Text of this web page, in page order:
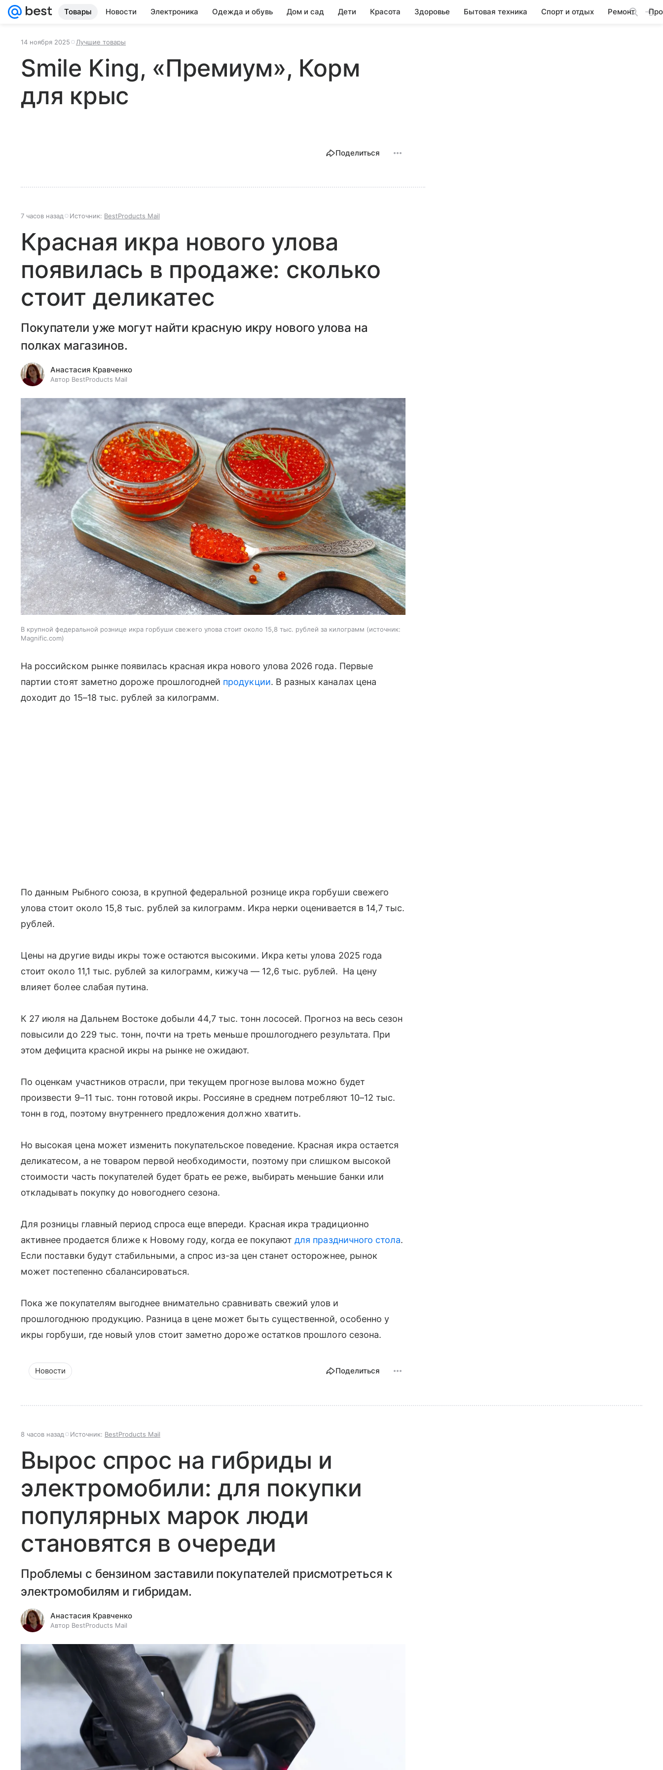
Товары Новости Электроника Одежда и обувь Дом и сад Дети Красота Здоровье Бытовая техника Спорт и отдых Ремонт
14 ноября 2025 Лучшие товары
Smile King, «Премиум», Корм
для крыс
Поделиться
7 часов назад Источник: BestProducts Mail
Красная икра нового улова
появилась в продаже: сколько
стоит деликатес
Покупатели уже могут найти красную икру нового улова на
полках магазинов.
Анастасия Кравченко
Автор BestProducts Mail
В крупной федеральной рознице икра горбуши свежего улова стоит около 15,8 тыс. рублей за килограмм
источник:
Magnific.com
На российском рынке появилась красная икра нового улова 2026 года. Первые
партии стоят заметно дороже прошлогодней продукции. В разных каналах цена
доходит до 15–18 тыс. рублей за килограмм.
По данным Рыбного союза, в крупной федеральной рознице икра горбуши свежего
улова стоит около 15,8 тыс. рублей за килограмм. Икра нерки оценивается в 14,7 тыс.
рублей.
Цены на другие виды икры тоже остаются высокими. Икра кеты улова 2025 года
стоит около 11,1 тыс. рублей за килограмм, кижуча — 12,6 тыс. рублей. На цену
влияет более слабая путина.
К 27 июля на Дальнем Востоке добыли 44,7 тыс. тонн лососей. Прогноз на весь сезон
повысили до 229 тыс. тонн, почти на треть меньше прошлогоднего результата. При
этом дефицита красной икры на рынке не ожидают.
По оценкам участников отрасли, при текущем прогнозе вылова можно будет
произвести 9–11 тыс. тонн готовой икры. Россияне в среднем потребляют 10–12 тыс.
тонн в год, поэтому внутреннего предложения должно хватить.
Но высокая цена может изменить покупательское поведение. Красная икра остается
деликатесом, а не товаром первой необходимости, поэтому при слишком высокой
стоимости часть покупателей будет брать ее реже, выбирать меньшие банки или
откладывать покупку до новогоднего сезона.
Для розницы главный период спроса еще впереди. Красная икра традиционно
активнее продается ближе к Новому году, когда ее покупаютдля праздничного стола.
Если поставки будут стабильными, а спрос из-за цен станет осторожнее, рынок
может постепенно сбалансироваться.
Пока же покупателям выгоднее внимательно сравнивать свежий улов и
прошлогоднюю продукцию. Разница в цене может быть существенной, особенно у
икры горбуши, где новый улов стоит заметно дороже остатков прошлого сезона.
Новости Поделиться
8 часов назад Источник: BestProducts Mail
Вырос спрос на гибриды и
электромобили: для покупки
популярных марок люди
становятся в очереди
Проблемы с бензином заставили покупателей присмотреться к
электромобилям и гибридам.
Анастасия Кравченко
Автор BestProducts Mail